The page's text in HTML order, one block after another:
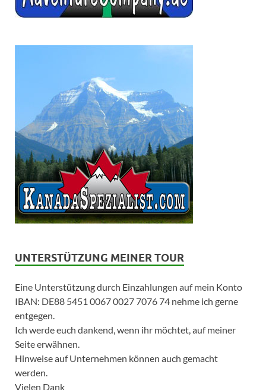
UNTERSTÜTZUNG MEINER TOUR
Eine Unterstützung durch Einzahlungen auf mein Konto
IBAN: DE88 5451 0067 0027 7076 74 nehme ich gerne
entgegen.
Ich werde euch dankend, wenn ihr möchtet, auf meiner
Seite erwähnen.
Hinweise auf Unternehmen können auch gemacht
werden.
Vielen Dank